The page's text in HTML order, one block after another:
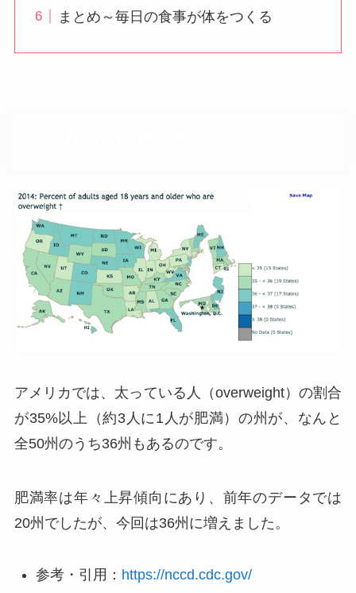
まとめ～毎日の食事が体をつくる
アメリカでは、太っている人（overweight）の割合
が35%以上（約3人に1人が肥満）の州が、なんと
全50州のうち36州もあるのです。
肥満率は年々上昇傾向にあり、前年のデータでは
20州でしたが、今回は36州に増えました。
参考・引用： https://nccd.cdc.gov/